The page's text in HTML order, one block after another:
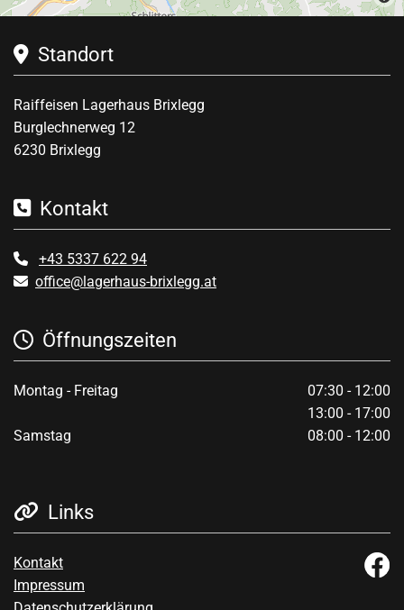
 Standort
Raiffeisen Lagerhaus Brixlegg
Burglechnerweg 12
6230 Brixlegg
Kontakt
 +43 5337 622 94
 office@lagerhaus-brixlegg.at
 Öffnungszeiten
Montag - Freitag
07:30 - 12:00
13:00 - 17:00
Samstag
08:00 - 12:00
 Links
Kontakt
Impressum